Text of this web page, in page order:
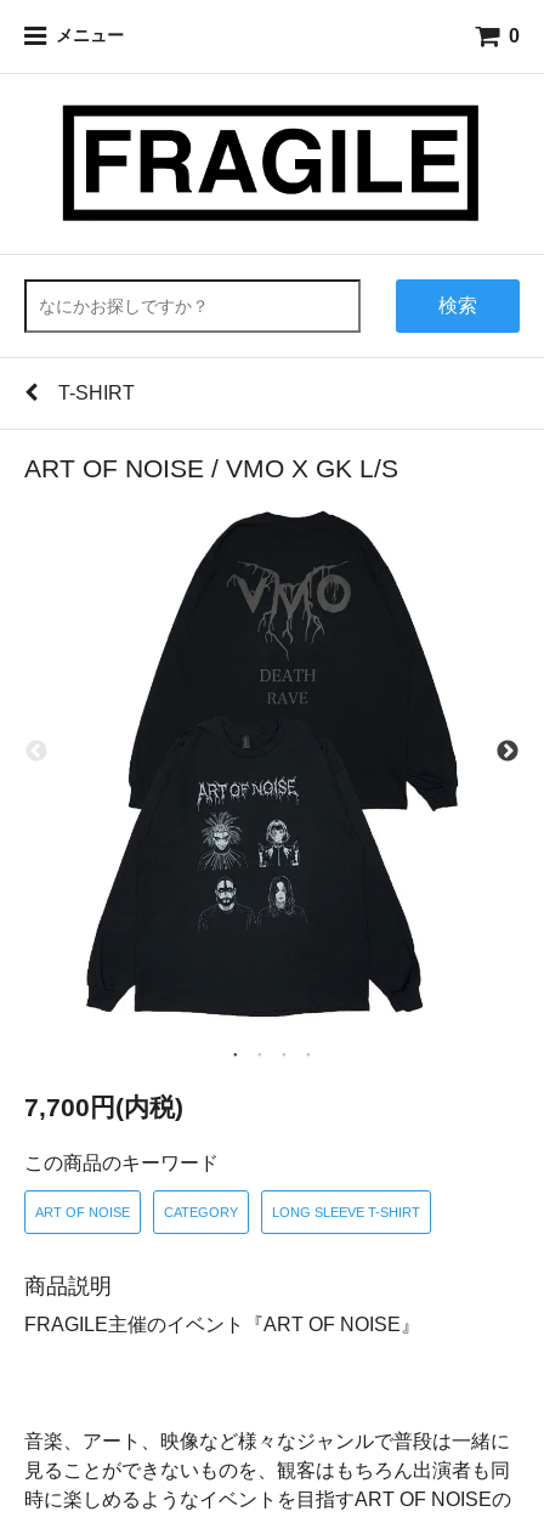
メニュー 0
検索
T-SHIRT
ART OF NOISE / VMO X GK L/S
7,700円(内税)
この商品のキーワード
ART OF NOISE CATEGORY LONG SLEEVE T-SHIRT
商品説明
FRAGILE主催のイベント『ART OF NOISE』
音楽、アート、映像など様々なジャンルで普段は一緒に
見ることができないものを、観客はもちろん出演者も同
時に楽しめるようなイベントを目指すART OF NOISEの